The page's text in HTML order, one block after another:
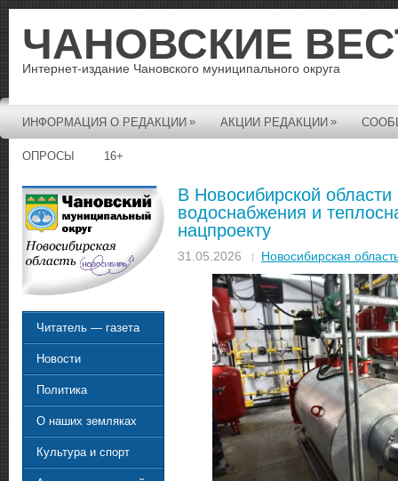
ЧАНОВСКИЕ
Интернет-издание Чановского муниципального округа
ИНФОРМАЦИЯ О РЕДАКЦИИ » АКЦИИ РЕДАКЦИИ »
ОПРОСЫ 16+
В Новосибирской
водоснабжения и
нацпроекту
31.05.2026 Новосибирская
Читатель — газета
Новости
Политика
О наших земляках
Культура и спорт